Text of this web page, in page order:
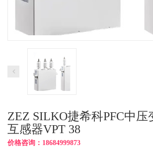
ZEZ SILKO捷希科PFC中压
互感器VPT 38
价格咨询：18684999873